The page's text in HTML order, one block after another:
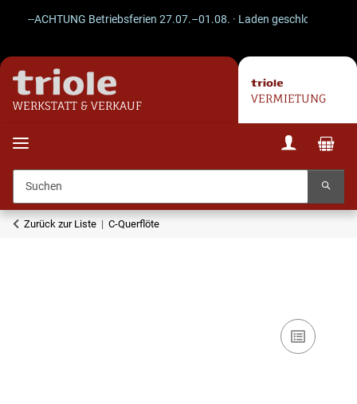
--ACHTUNG Betriebsferien 27.07.–01.08. · Laden geschlossen ·
WERKSTATT & VERKAUF
VERMIETUNG
Zurück zur Liste C-Querflöte